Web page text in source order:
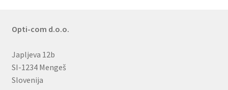
Opti-com d.o.o.
Japljeva 12b
SI-1234 Mengeš
Slovenija